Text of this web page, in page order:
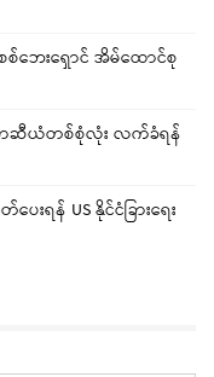
စ်ဘေးရှောင် အိမ်ထောင်စု
ာဆီယံတစ်စုံလုံး လက်ခံရန်
းရန် US နိုင်ငံခြားရေး